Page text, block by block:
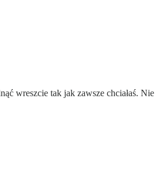
wreszcie tak jak zawsze chciałaś. Nie